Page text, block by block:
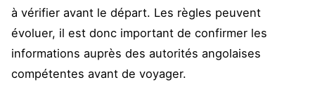
à vérifier avant le départ. Les règles peuvent
évoluer, il est donc important de confirmer les
informations auprès des autorités angolaises
compétentes avant de voyager.